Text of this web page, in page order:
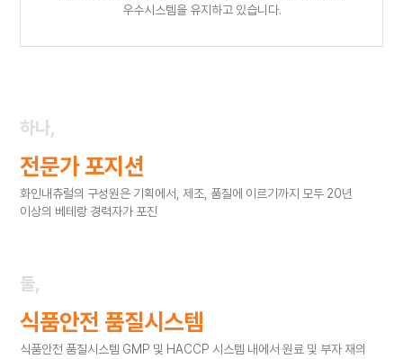
우수시스템을 유지하고 있습니다.
하나,
전문가 포지션
화인내츄럴의 구성원은 기획에서, 제조, 품질에 이르기까지 모두 20년
이상의 베테랑 경력자가 포진
둘,
식품안전 품질시스템
식품안전 품질시스템 GMP 및 HACCP 시스템 내에서 원료 및 부자 재의